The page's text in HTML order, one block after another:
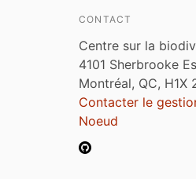
CONTACT
Centre sur la
4101 Sherbrooke
Montréal, QC, H1X
Contacter le
Noeud